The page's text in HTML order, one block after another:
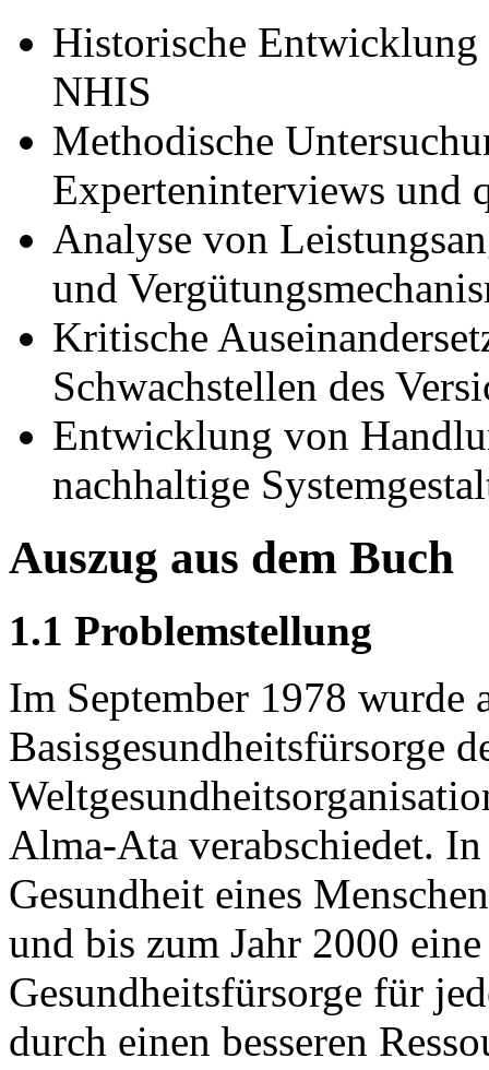
Historische Entwicklung
NHIS
Methodische
Experteninterviews und
Analyse von
und
Kritische
Schwachstellen des
Entwicklung von
nachhaltige
Auszug aus dem Buch
1.1 Problemstellung
Im September 1978 wurde
Basisgesundheitsfürsorge
Alma-Ata verabschiedet.
Gesundheit eines
und bis zum Jahr 2000
Gesundheitsfürsorge für
durch einen besseren